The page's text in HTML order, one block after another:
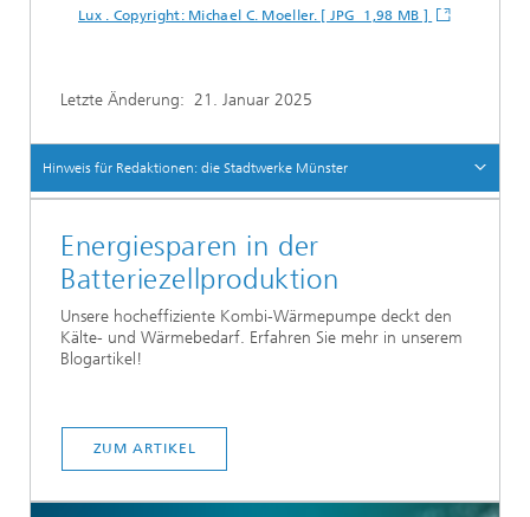
Lux . Copyright: Michael C. Moeller. [ JPG 1,98 MB ]
Letzte Änderung: 21. Januar 2025
Hinweis für Redaktionen: die Stadtwerke Münster
Energiesparen in der
Batteriezellproduktion
Unsere hocheffiziente Kombi-Wärmepumpe deckt den
Kälte- und Wärmebedarf. Erfahren Sie mehr in unserem
Blogartikel!
ZUM ARTIKEL